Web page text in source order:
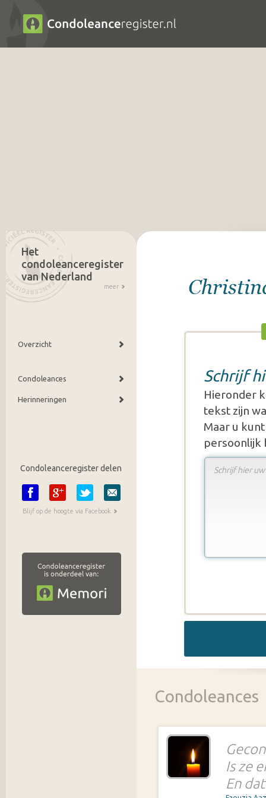
Schrijf
Hieronder
tekst zijn
Maar u
persoonlijk
Condoleances
Is ze
En
Het
condoleanceregister
van Nederland
meer
Overzicht
Condoleances
Herinneringen
Condoleanceregister delen
Blijf op de hoogte via Facebook